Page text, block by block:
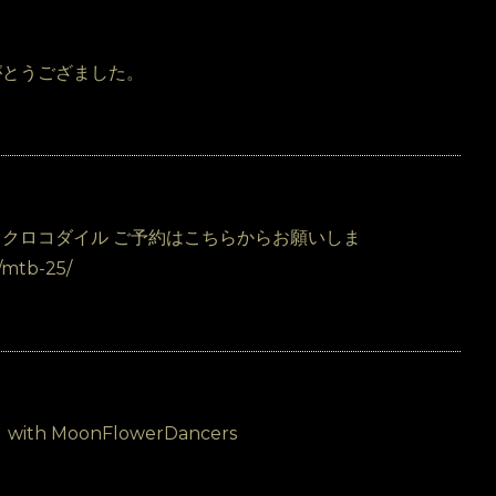
うござました。
コダイル ご予約はこちらからお願いしま
25/
with MoonFlowerDancers